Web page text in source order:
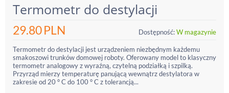
Termometr do destylacji
29.80PLN Dostępność:W magazynie
Termometr do destylacji jest urządzeniem niezbędnym każdemu
smakoszowi trunków domowej roboty. Oferowany model to klasyczny
termometr analogowy z wyraźną, czytelną podziałką i szpilką.
Przyrząd mierzy temperaturę panującą wewnątrz destylatora w
zakresie od 20 ° C do 100 ° C z tolerancją...